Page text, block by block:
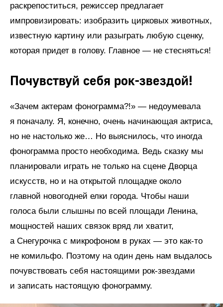
раскрепоститься, режиссер предлагает
импровизировать: изобразить цирковых животных,
известную картину или разыграть любую сценку,
которая придет в голову. Главное — не стесняться!
Почувствуй себя рок-звездой!
«Зачем актерам фонограмма?!» — недоумевала
я поначалу. Я, конечно, очень начинающая актриса,
но не настолько же… Но выяснилось, что иногда
фонограмма просто необходима. Ведь сказку мы
планировали играть не только на сцене Дворца
искусств, но и на открытой площадке около
главной новогодней елки города. Чтобы наши
голоса были слышны по всей площади Ленина,
мощностей наших связок вряд ли хватит,
а Снегурочка с микрофоном в руках — это как-то
не комильфо. Поэтому на один день нам выдалось
почувствовать себя настоящими рок-звездами
и записать настоящую фонограмму.